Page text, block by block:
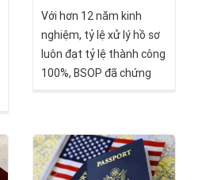
rõ về các quy định pháp
lý đối với người nước
ngoài mua nhà định cư
New Zealand.
Với hơn 12 năm kinh
nghiệm, tỷ lệ xử lý hồ sơ
luôn đạt tỷ lệ thành công
100%, BSOP đã chứng
Việt Nam.